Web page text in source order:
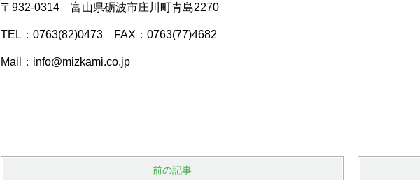
〒932-0314 富山県砺波市庄川町青島2270
TEL：0763(82)0473 FAX：0763(77)4682
Mail：info@mizkami.co.jp
前の記事